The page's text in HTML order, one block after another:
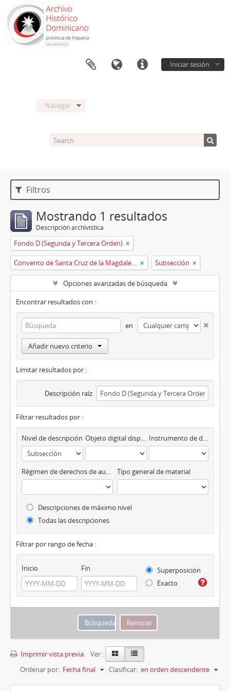
Iniciar sesión
Navegar
Filtros
Mostrando 1 resultados
Descripción archivística
Fondo D (Segunda y Tercera Orden)
Convento de Santa Cruz de la Magdalena de Aldeanueva Subsección
Opciones avanzadas de búsqueda
Encontrar resultados con :
en
Añadir nuevo criterio
Limitar resultados por :
Descripción raíz
Filtrar resultados por :
Nivel de descripción Objeto digital disponibles Instrumento de descripción
Régimen de derechos de autor Tipo general de material
Descripciones de máximo nivel
Todas las descripciones
Filtrar por rango de fecha :
Inicio Fin
Superposición
Exacto
Imprimir vista previa
Ver :
Ordenar por: Fecha final Clasificar: en orden descendente